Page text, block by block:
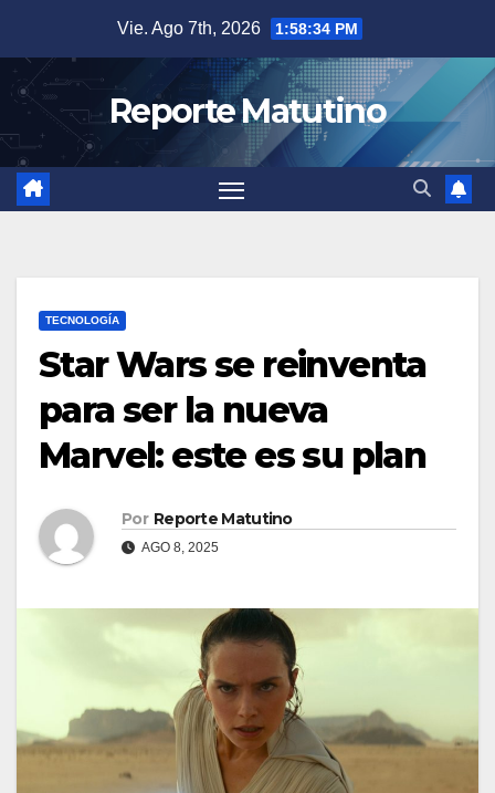
contenido
Vie. Ago 7th, 2026 1:58:35 PM
Reporte Matutino
TECNOLOGÍA
Star Wars se reinventa
para ser la nueva
Marvel: este es su plan
Por Reporte Matutino
AGO 8, 2025